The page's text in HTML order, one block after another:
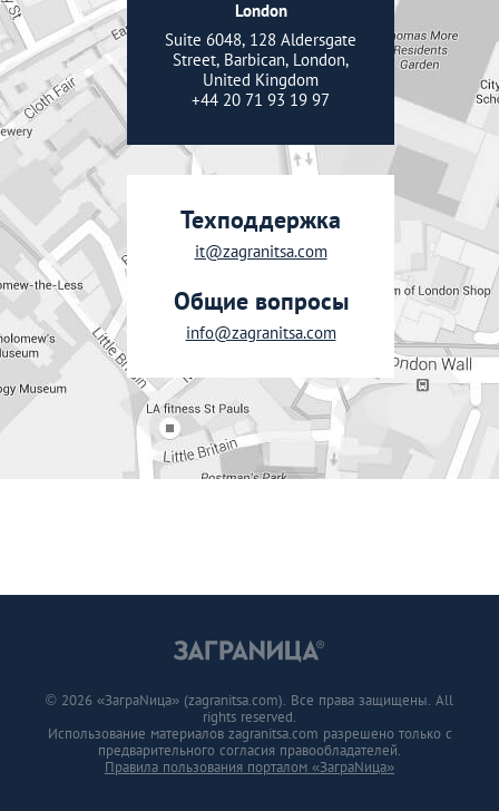
London
Suite 6048, 128 Aldersgate
Street, Barbican, London,
United Kingdom
+44 20 71 93 19 97
Техподдержка
it@zagranitsa.com
Общие вопросы
info@zagranitsa.com
© 2026 «ЗаграNица» (zagranitsa.com). Все права защищены. All
rights reserved.
Использование материалов zagranitsa.com разрешено только с
предварительного согласия правообладателей.
Правила пользования порталом «ЗаграNица»